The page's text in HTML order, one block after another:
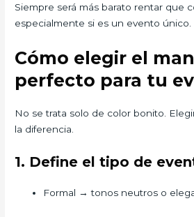
Siempre será más barato rentar que
especialmente si es un evento único.
Cómo elegir el
perfecto para tu
No se trata solo de color bonito.
la diferencia.
1. Define el tipo de
Formal → tonos neutros o